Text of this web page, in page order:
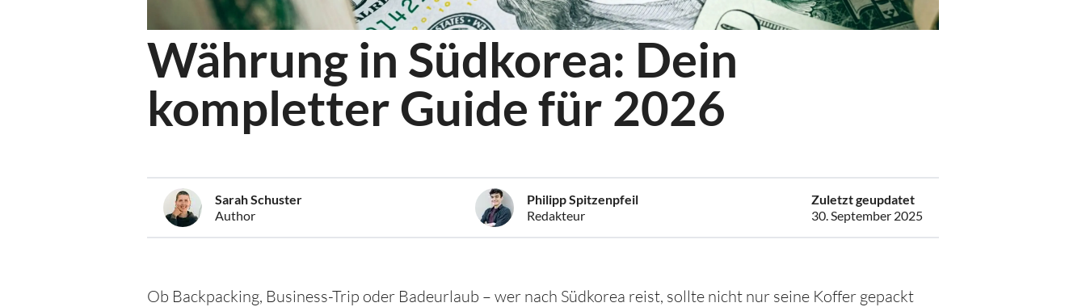
Währung in Südkorea: Dein
kompletter Guide für 2026
Sarah Schuster
Author
Philipp Spitzenpfeil
Redakteur
Zuletzt geupdatet
30. September 2025
Ob Backpacking, Business-Trip oder Badeurlaub – wer nach Südkorea reist, sollte nicht nur seine Koffer gepackt